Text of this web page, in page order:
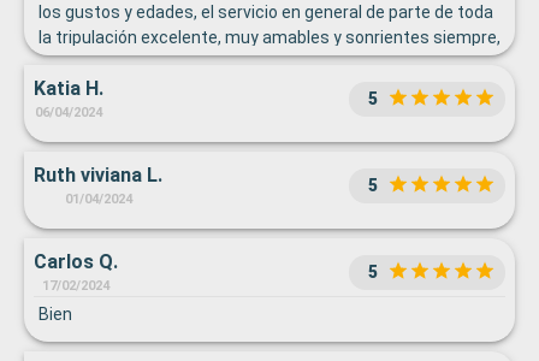
los gustos y edades, el servicio en general de parte de toda
la tripulación excelente, muy amables y sonrientes siempre,
los shows en el teatro muy lindos, habitaciones limpias,
super satisfechos con nuestras vacaciones a bordo
Katia H.
06/04/2024
5
Ruth viviana L.
01/04/2024
5
Carlos Q.
17/02/2024
5
Bien